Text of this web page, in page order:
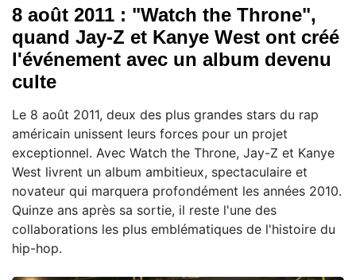
8 août 2011 : "Watch the Throne",
quand Jay-Z et Kanye West ont créé
l'événement avec un album devenu
culte
Le 8 août 2011, deux des plus grandes stars du rap
américain unissent leurs forces pour un projet
exceptionnel. Avec Watch the Throne, Jay-Z et Kanye
West livrent un album ambitieux, spectaculaire et
novateur qui marquera profondément les années 2010.
Quinze ans après sa sortie, il reste l'une des
collaborations les plus emblématiques de l'histoire du
hip-hop.